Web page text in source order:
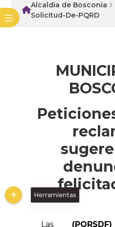
Alcaldia de Bosconia
Solicitud-De-PQRD
Herramientas